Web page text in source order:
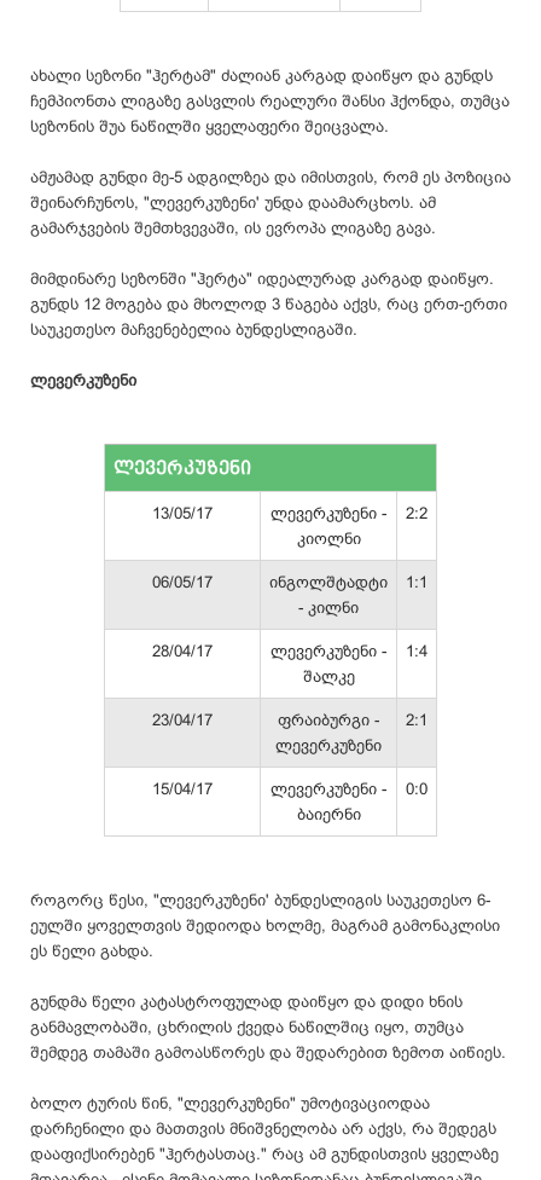
ახალი სეზონი "ჰერტამ" ძალიან კარგად დაიწყო და გუნდს
ჩემპიონთა ლიგაზე გასვლის რეალური შანსი ჰქონდა, თუმცა
სეზონის შუა ნაწილში ყველაფერი შეიცვალა.
ამჟამად გუნდი მე-5 ადგილზეა და იმისთვის, რომ ეს პოზიცია
შეინარჩუნოს, "ლევერკუზენი' უნდა დაამარცხოს. ამ
გამარჯვების შემთხვევაში, ის ევროპა ლიგაზე გავა.
მიმდინარე სეზონში "ჰერტა" იდეალურად კარგად დაიწყო.
გუნდს 12 მოგება და მხოლოდ 3 წაგება აქვს, რაც ერთ-ერთი
საუკეთესო მაჩვენებელია ბუნდესლიგაში.
ლევერკუზენი
ლევერკუზენი
13/05/17
ლევერკუზენი -
კიოლნი
2:2
06/05/17
ინგოლშტადტი
- კილნი
1:1
28/04/17
ლევერკუზენი -
შალკე
1:4
23/04/17
ფრაიბურგი -
ლევერკუზენი
2:1
15/04/17
ლევერკუზენი -
ბაიერნი
0:0
როგორც წესი, "ლევერკუზენი' ბუნდესლიგის საუკეთესო 6-
ეულში ყოველთვის შედიოდა ხოლმე, მაგრამ გამონაკლისი
ეს წელი გახდა.
გუნდმა წელი კატასტროფულად დაიწყო და დიდი ხნის
განმავლობაში, ცხრილის ქვედა ნაწილშიც იყო, თუმცა
შემდეგ თამაში გამოასწორეს და შედარებით ზემოთ აიწიეს.
ბოლო ტურის წინ, "ლევერკუზენი" უმოტივაციოდაა
დარჩენილი და მათთვის მნიშვნელობა არ აქვს, რა შედეგს
დააფიქსირებენ "ჰერტასთაც." რაც ამ გუნდისთვის ყველაზე